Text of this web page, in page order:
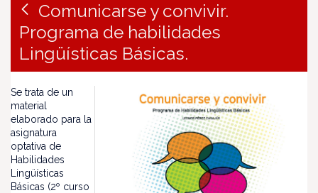
Comunicarse y convivir.
Programa de habilidades
Lingüísticas Básicas.
Se trata de un
material
elaborado para la
asignatura
optativa de
Habilidades
Lingüísticas
Básicas (2º curso